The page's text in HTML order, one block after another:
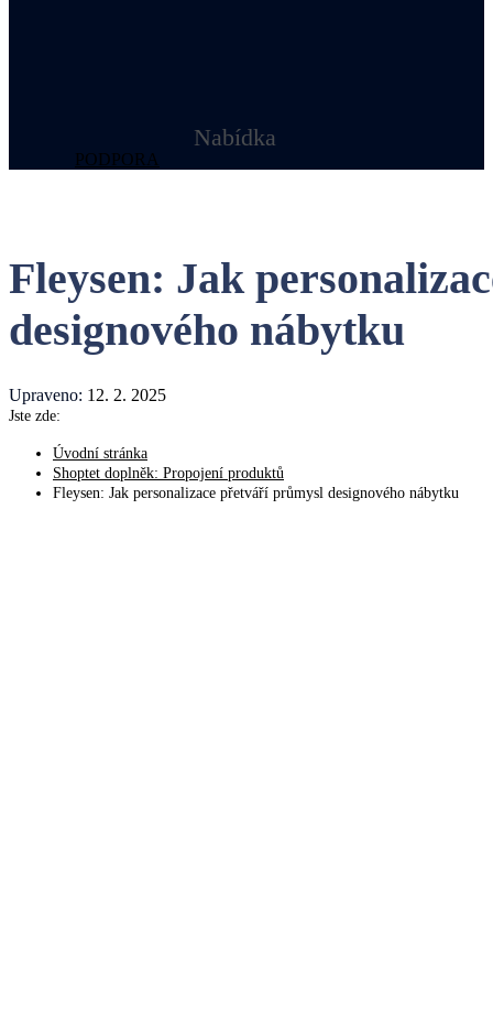
Nabídka
PODPORA
Fleysen: Jak
designového nábytku
Upraveno: 12. 2. 2025
Jste zde:
Úvodní stránka
Shoptet doplněk: Propojení produktů
Fleysen: Jak personalizace přetváří průmysl designového nábytku